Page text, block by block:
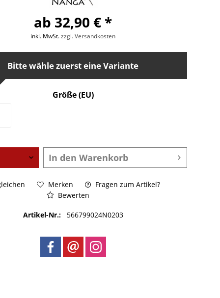
ab 32,90 € *
inkl. MwSt.zzgl. Versandkosten
Bitte wähle zuerst eine Variante
Größe (EU)
In den Warenkorb
Merken
Fragen zum Artikel?
Bewerten
Artikel-Nr.: 566799024N0203